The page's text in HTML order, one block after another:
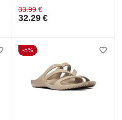
33.99 €
32.29 €
5%